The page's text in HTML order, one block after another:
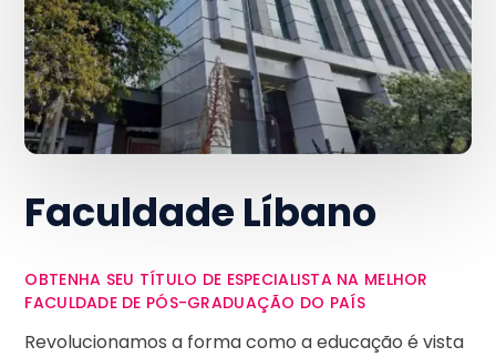
Faculdade Líbano
OBTENHA SEU TÍTULO DE ESPECIALISTA NA MELHOR
FACULDADE DE PÓS-GRADUAÇÃO DO PAÍS
Revolucionamos a forma como a educação é vista